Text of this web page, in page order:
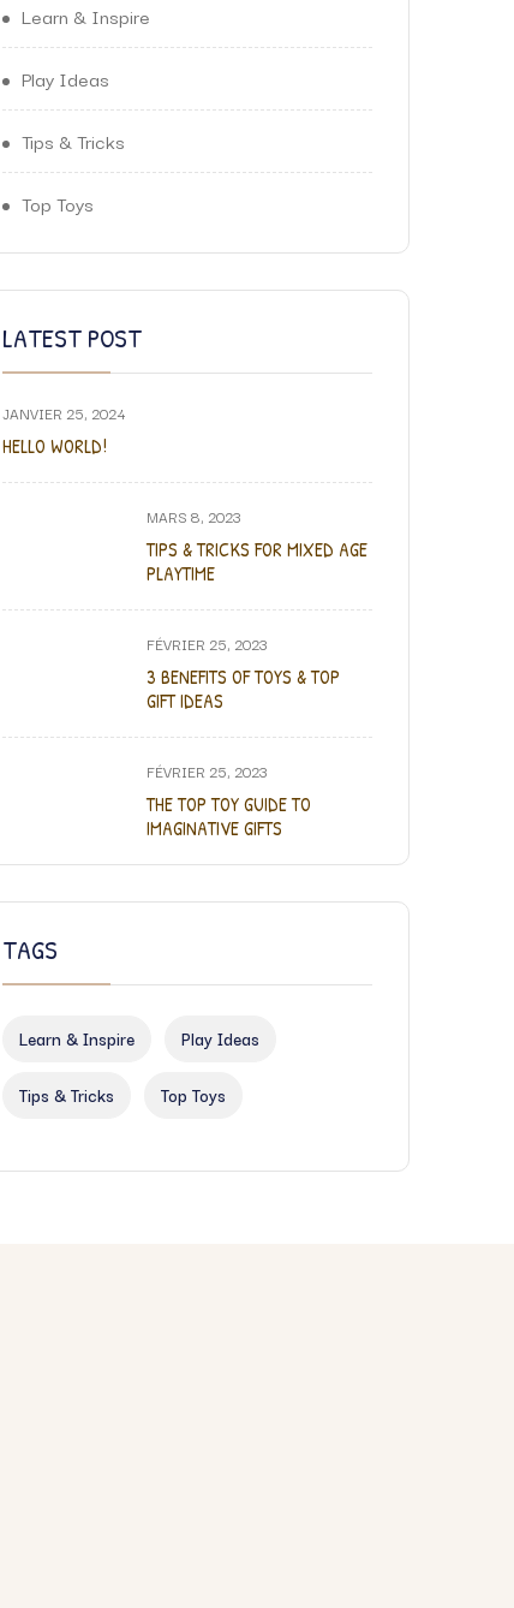
Learn & Inspire
Play Ideas
Tips & Tricks
Top Toys
LATEST POST
JANVIER 25, 2024
HELLO WORLD!
MARS 8, 2023
TIPS & TRICKS FOR MIXED AGE
PLAYTIME
FÉVRIER 25, 2023
3 BENEFITS OF TOYS & TOP
GIFT IDEAS
FÉVRIER 25, 2023
THE TOP TOY GUIDE TO
IMAGINATIVE GIFTS
TAGS
Learn & Inspire Play Ideas
Tips & Tricks Top Toys